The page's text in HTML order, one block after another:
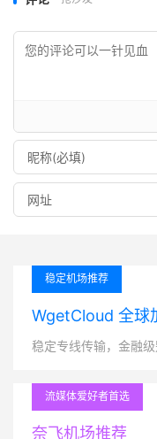
稳定机场推荐
WgetCloud 全球
稳定专线传输，金融
流媒体爱好者首选
奈飞机场推荐